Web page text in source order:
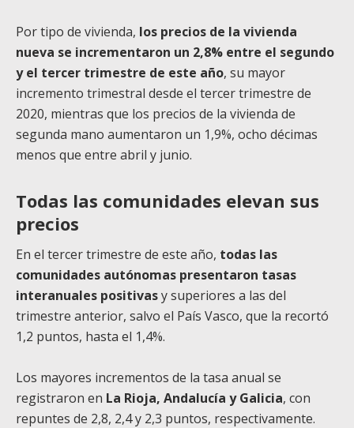
Por tipo de vivienda, los precios de la vivienda
nueva se incrementaron un 2,8% entre el segundo
y el tercer trimestre de este año, su mayor
incremento trimestral desde el tercer trimestre de
2020, mientras que los precios de la vivienda de
segunda mano aumentaron un 1,9%, ocho décimas
menos que entre abril y junio.
Todas las comunidades elevan sus
precios
En el tercer trimestre de este año, todas las
comunidades autónomas presentaron tasas
interanuales positivasy superiores a las del
trimestre anterior, salvo el País Vasco, que la recortó
1,2 puntos, hasta el 1,4%.
Los mayores incrementos de la tasa anual se
registraron en La Rioja, Andalucía y Galicia, con
repuntes de 2,8, 2,4 y 2,3 puntos, respectivamente.